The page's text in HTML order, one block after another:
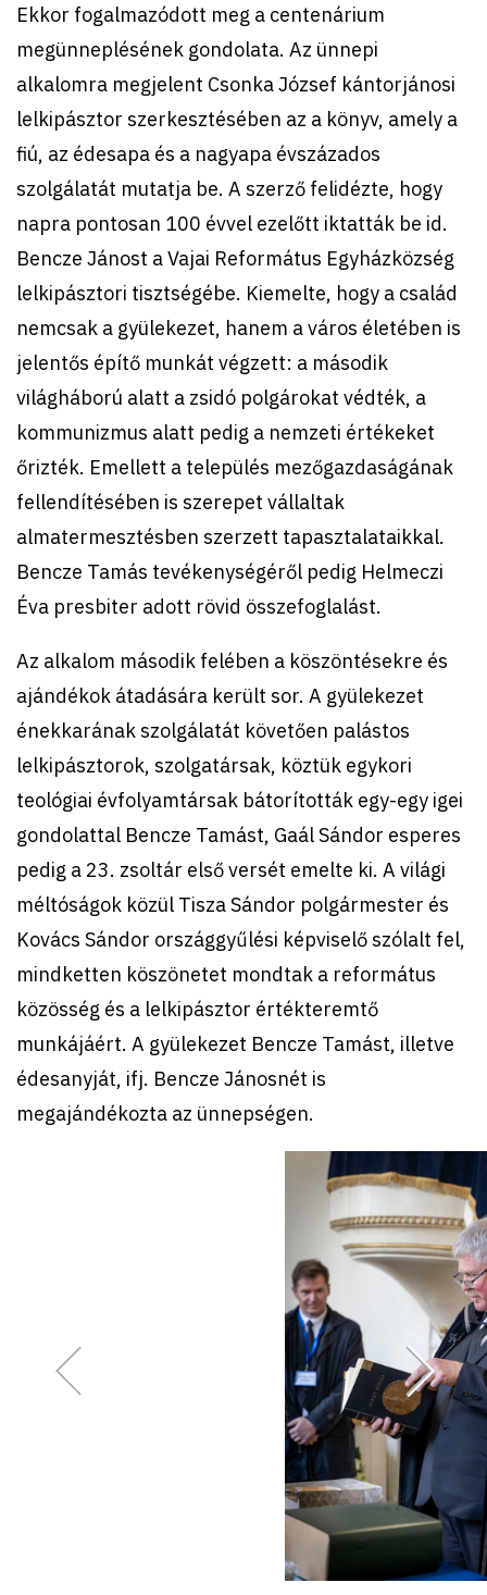
Ekkor fogalmazódott meg a centenárium
megünneplésének gondolata. Az ünnepi
alkalomra megjelent Csonka József kántorjánosi
lelkipásztor szerkesztésében az a könyv, amely a
fiú, az édesapa és a nagyapa évszázados
szolgálatát mutatja be. A szerző felidézte, hogy
napra pontosan 100 évvel ezelőtt iktatták be id.
Bencze Jánost a Vajai Református Egyházközség
lelkipásztori tisztségébe. Kiemelte, hogy a család
nemcsak a gyülekezet, hanem a város életében is
jelentős építő munkát végzett: a második
világháború alatt a zsidó polgárokat védték, a
kommunizmus alatt pedig a nemzeti értékeket
őrizték. Emellett a település mezőgazdaságának
fellendítésében is szerepet vállaltak
almatermesztésben szerzett tapasztalataikkal.
Bencze Tamás tevékenységéről pedig Helmeczi
Éva presbiter adott rövid összefoglalást.
Az alkalom második felében a köszöntésekre és
ajándékok átadására került sor. A gyülekezet
énekkarának szolgálatát követően palástos
lelkipásztorok, szolgatársak, köztük egykori
teológiai évfolyamtársak bátorították egy-egy igei
gondolattal Bencze Tamást, Gaál Sándor esperes
pedig a 23. zsoltár első versét emelte ki. A világi
méltóságok közül Tisza Sándor polgármester és
Kovács Sándor országgyűlési képviselő szólalt fel,
mindketten köszönetet mondtak a református
közösség és a lelkipásztor értékteremtő
munkájáért. A gyülekezet Bencze Tamást, illetve
édesanyját, ifj. Bencze Jánosnét is
megajándékozta az ünnepségen.